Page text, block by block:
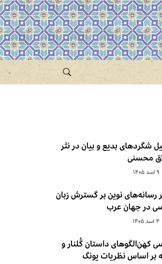
شگردهای بدیع و بیان در نثر
محسنی
9 اسد 1405
رسانه‌های نوین بر گسترش زبان
در جهان عرب
4 اسد 1405
کهن‌الگوهای داستان گُلنار و
بر اساس نظریات یونگ